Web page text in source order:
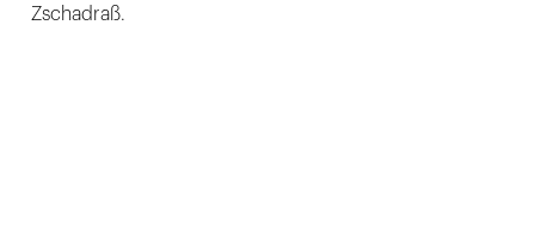
Zschadraß.